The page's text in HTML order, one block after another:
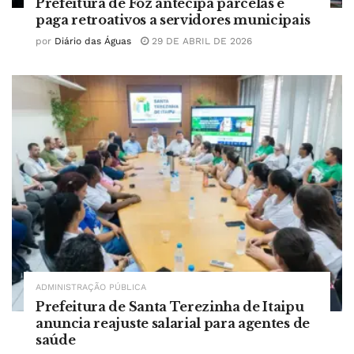
paga retroativos a servidores municipais
por Diário das Águas 29 DE ABRIL DE 2026
ADMINISTRAÇÃO PÚBLICA
Prefeitura de Santa Terezinha de Itaipu
anuncia reajuste salarial para agentes de
saúde